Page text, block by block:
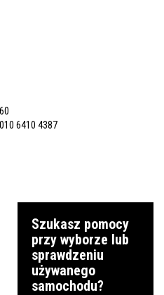
6410 4387
Szukasz pomocy
przy wyborze lub
sprawdzeniu
używanego
samochodu?